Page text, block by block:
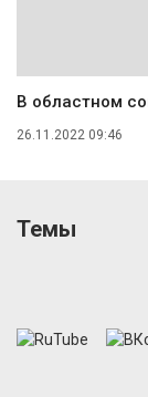
В областном
26.11.2022 09:46
Темы